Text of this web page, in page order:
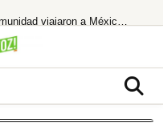
Tres altos cargos de la Comunidad viajaron a México con Ayuso y gastaron 15.000
España quiere trabajar con el nuevo Gobierno de Colombia